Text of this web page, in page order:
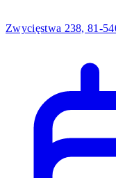
Zwycięstwa 238, 81-